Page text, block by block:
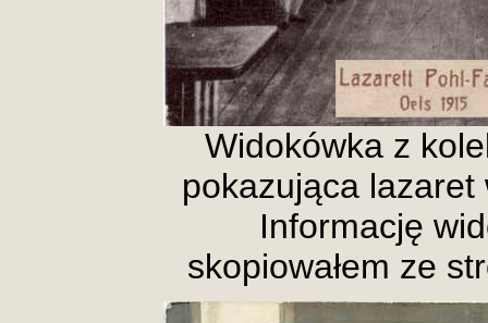
Widokówka z
pokazująca
Informację
skopiowałem ze